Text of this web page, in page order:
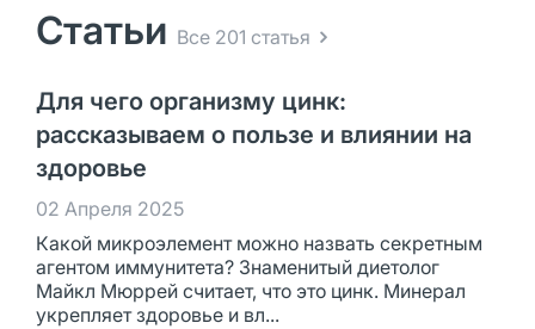
Статьи Все 201 статья
Для чего организму цинк:
рассказываем о пользе и влиянии на
здоровье
02 Апреля 2025
Какой микроэлемент можно назвать секретным
агентом иммунитета? Знаменитый диетолог
Майкл Мюррей считает, что это цинк. Минерал
укрепляет здоровье и вл...